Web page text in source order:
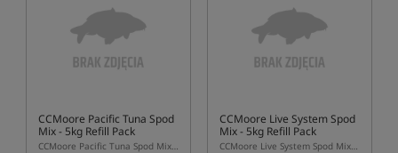
CCMoore Pacific Tuna Spod
Mix - 5kg Refill Pack
CCMoore Pacific Tuna Spod Mix – Zanętowy miks 5 kg w opakowaniu uzupełniającym
CCMoore Live System Spod
Mix - 5kg Refill Pack
CCMoore Live System Spod Mix – Zanętowy miks 5 kg w opakowaniu uzupełniającym